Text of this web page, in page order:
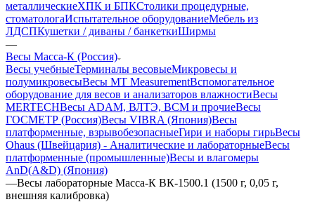
металлическиеХПК и БПКСтолики процедурные,
стоматологаИспытательное оборудованиеМебель из
ЛДСПКушетки / диваны / банкеткиШирмы
—
Весы Масса-К (Россия)
Весы учебныеТерминалы весовыеМикровесы и
полумикровесыВесы MT MeasurementВспомогательное
оборудование для весов и анализаторов влажностиВесы
MERTECHВесы ADAM, ВЛТЭ, BCM и прочиеВесы
ГОСМЕТР (Россия)Весы VIBRA (Япония)Весы
платформенные, взрывобезопасныеГири и наборы гирьВесы
Ohaus (Швейцария) - Аналитические и лабораторныеВесы
платформенные (промышленные)Весы и влагомеры
AnD(A&D) (Япония)
—Весы лабораторные Масса-К ВК-1500.1 (1500 г, 0,05 г,
внешняя калибровка)